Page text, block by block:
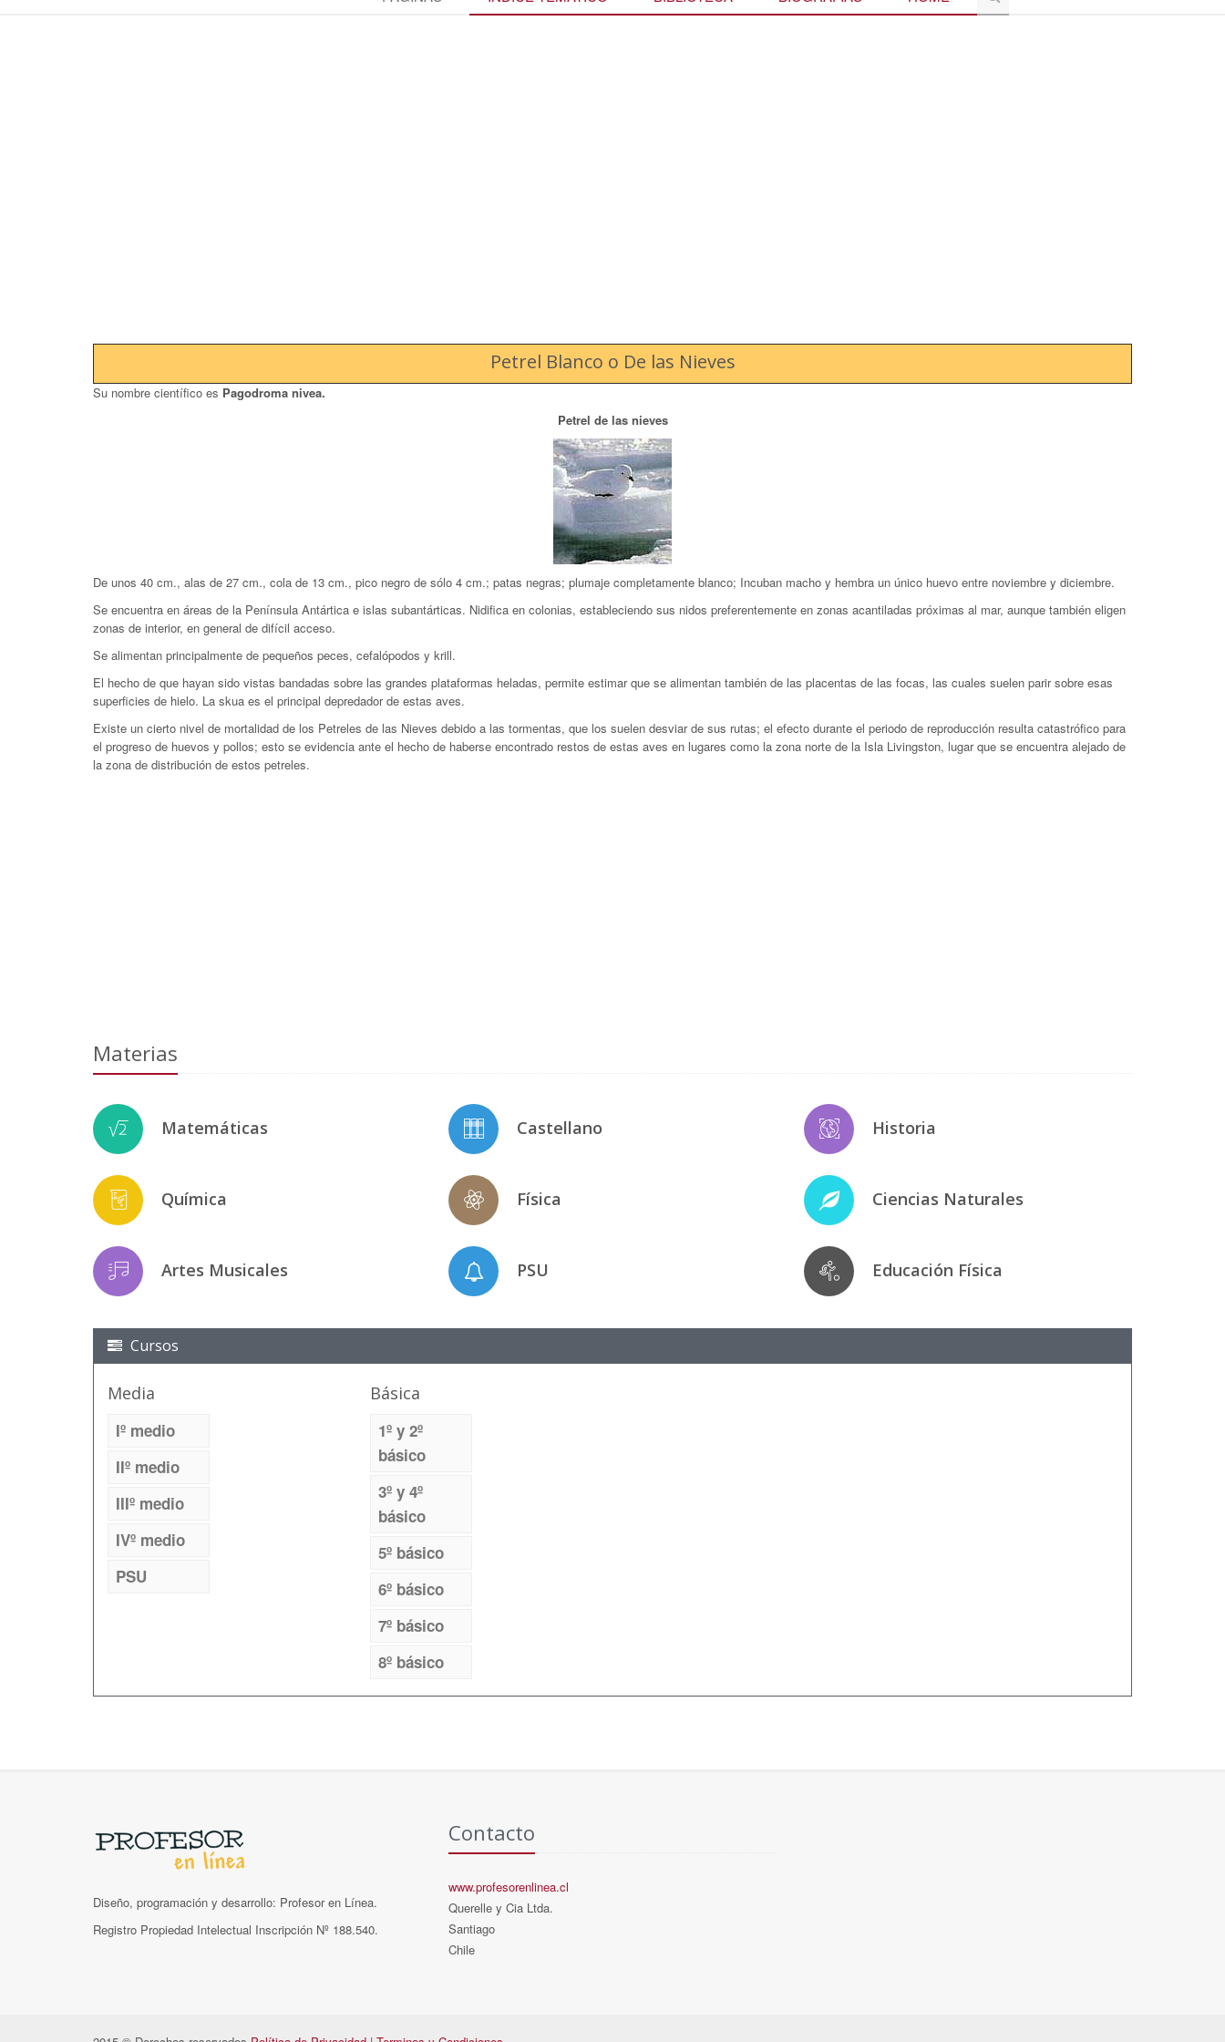
Petrel Blanco o De las Nieves
Su nombre científico es Pagodroma nivea.
Petrel de las nieves
De unos 40 cm., alas de 27 cm., cola de 13 cm., pico negro de sólo 4 cm.; patas negras; plumaje completamente blanco; Incuban macho y hembra un único huevo entre noviembre y diciembre.
Se encuentra en áreas de la Península Antártica e islas subantárticas. Nidifica en colonias, estableciendo sus nidos preferentemente en zonas acantiladas próximas al mar, aunque también eligen
zonas de interior, en general de difícil acceso.
Se alimentan principalmente de pequeños peces, cefalópodos y krill.
El hecho de que hayan sido vistas bandadas sobre las grandes plataformas heladas, permite estimar que se alimentan también de las placentas de las focas, las cuales suelen parir sobre esas
superficies de hielo. La skua es el principal depredador de estas aves.
Existe un cierto nivel de mortalidad de los Petreles de las Nieves debido a las tormentas, que los suelen desviar de sus rutas; el efecto durante el periodo de reproducción resulta catastrófico para
el progreso de huevos y pollos; esto se evidencia ante el hecho de haberse encontrado restos de estas aves en lugares como la zona norte de la Isla Livingston, lugar que se encuentra alejado de
la zona de distribución de estos petreles.
Materias
Matemáticas
Química
Artes Musicales
Castellano
Física
PSU
Historia
Ciencias Naturales
Educación Física
Cursos
Media
Iº medio
IIº medio
IIIº medio
IVº medio
PSU
Básica
1º y 2º
básico
3º y 4º
básico
5º básico
6º básico
7º básico
8º básico
Diseño, programación y desarrollo: Profesor en Línea.
Registro Propiedad Intelectual Inscripción Nº 188.540.
Contacto
www.profesorenlinea.cl
Querelle y Cia Ltda.
Santiago
Chile